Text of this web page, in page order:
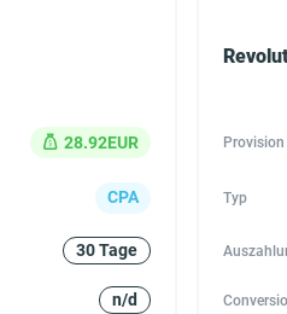
28.92EUR
CPA
30 Tage
n/d
Provision
Typ